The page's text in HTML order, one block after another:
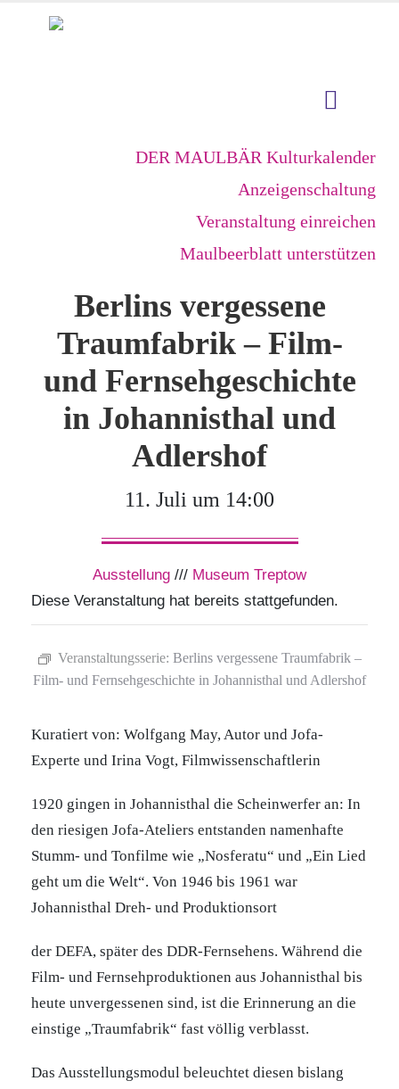
DER MAULBÄR Kulturkalender
Anzeigenschaltung
Veranstaltung einreichen
Maulbeerblatt unterstützen
Berlins vergessene
Traumfabrik – Film-
und Fernsehgeschichte
in Johannisthal und
Adlershof
11. Juli um 14:00
Ausstellung /// Museum Treptow
Diese Veranstaltung hat bereits stattgefunden.
Veranstaltungsserie: Berlins vergessene Traumfabrik –
Film- und Fernsehgeschichte in Johannisthal und Adlershof
Kuratiert von: Wolfgang May, Autor und Jofa-
Experte und Irina Vogt, Filmwissenschaftlerin
1920 gingen in Johannisthal die Scheinwerfer an: In
den riesigen Jofa-Ateliers entstanden namenhafte
Stumm- und Tonfilme wie „Nosferatu“ und „Ein Lied
geht um die Welt“. Von 1946 bis 1961 war
Johannisthal Dreh- und Produktionsort
der DEFA, später des DDR-Fernsehens. Während die
Film- und Fernsehproduktionen aus Johannisthal bis
heute unvergessenen sind, ist die Erinnerung an die
einstige „Traumfabrik“ fast völlig verblasst.
Das Ausstellungsmodul beleuchtet diesen bislang